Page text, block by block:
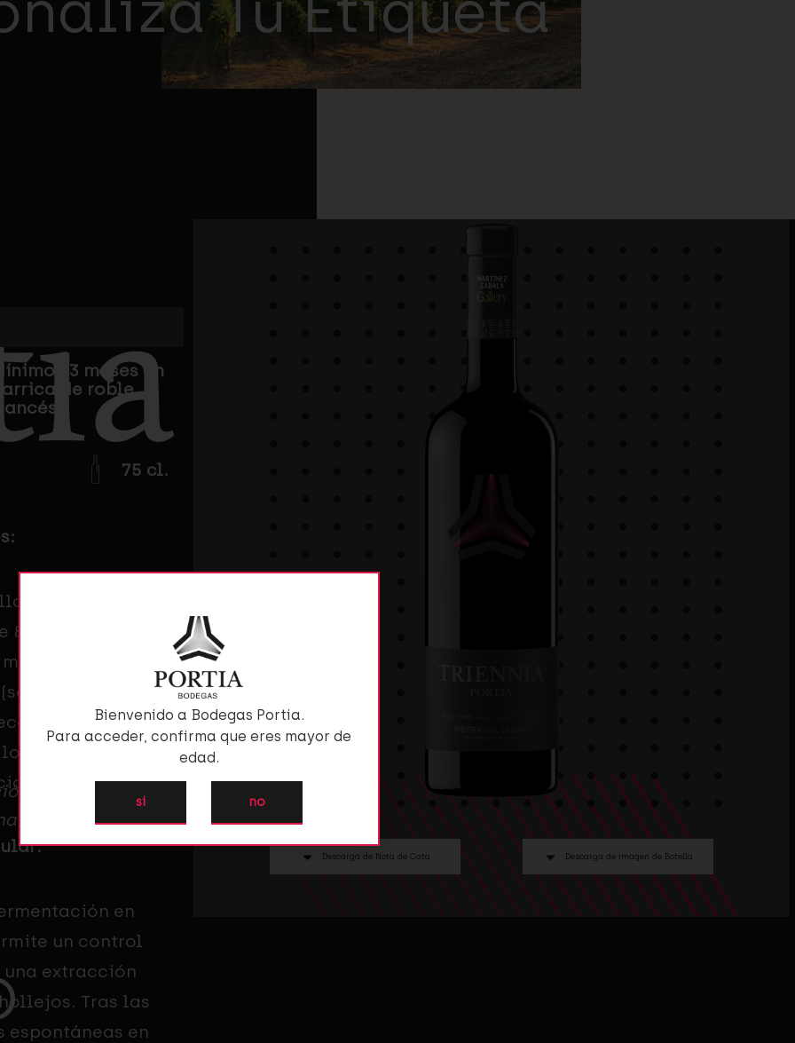
Mínimo 13 meses en
barrica de roble
francés
75 cl.
en vaso de más
830 metros de
con
manual
Este vino
que la calidad
en
un control
extracción
Tras las
en
Descarga de Nota de Cata Descarga de imagen de Botella
Bienvenido a Bodegas Portia.
Para acceder, confirma que eres mayor de
edad.
si no